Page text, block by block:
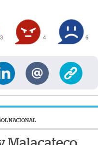
3 4 6
NACIONAL